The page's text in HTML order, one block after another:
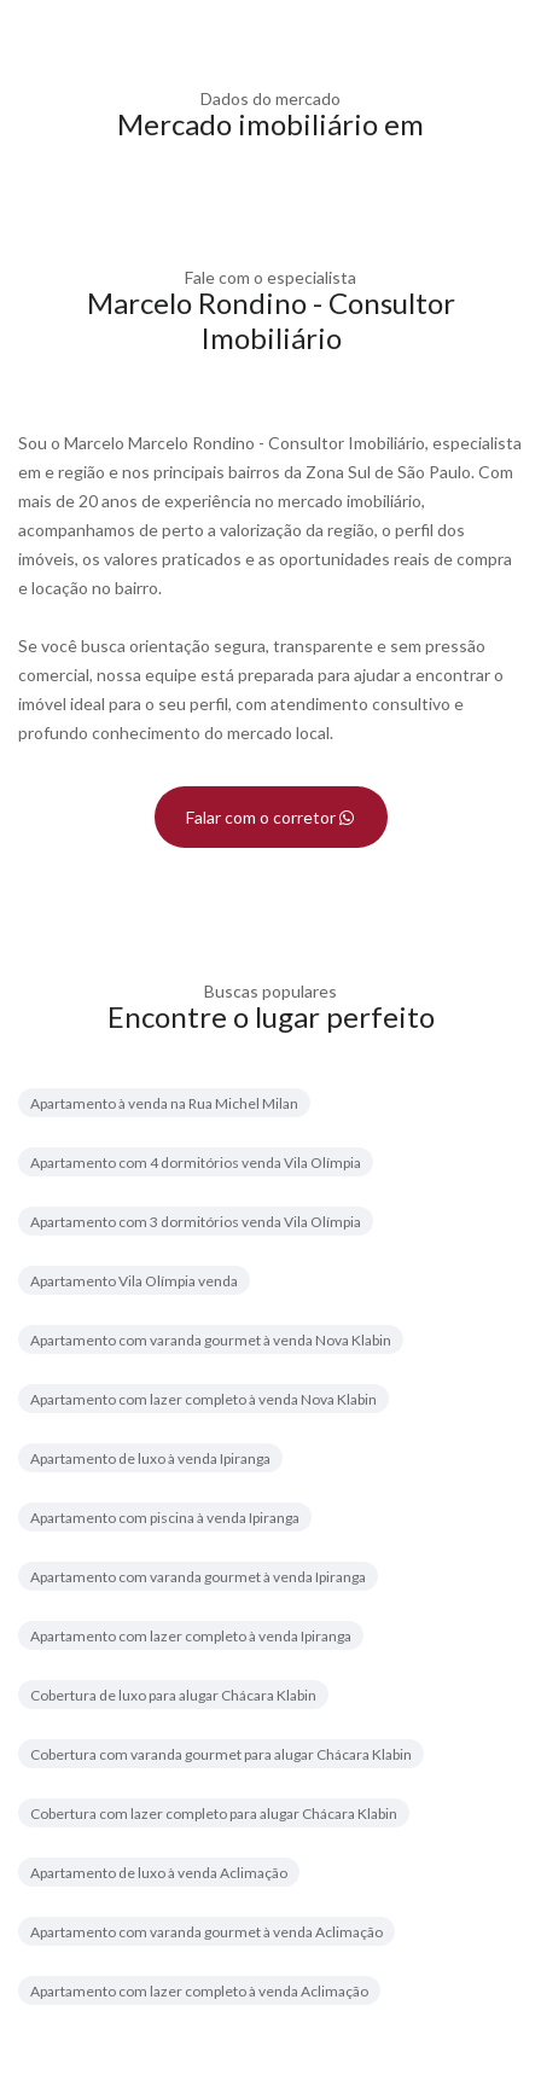
Dados do mercado
Mercado imobiliário em
Fale com o especialista
Marcelo Rondino - Consultor
Imobiliário
Sou o Marcelo Marcelo Rondino - Consultor Imobiliário, especialista
em e região e nos principais bairros da Zona Sul de São Paulo. Com
mais de 20 anos de experiência no mercado imobiliário,
acompanhamos de perto a valorização da região, o perfil dos
imóveis, os valores praticados e as oportunidades reais de compra
e locação no bairro.
Se você busca orientação segura, transparente e sem pressão
comercial, nossa equipe está preparada para ajudar a encontrar o
imóvel ideal para o seu perfil, com atendimento consultivo e
profundo conhecimento do mercado local.
Falar com o corretor
Buscas populares
Encontre o lugar perfeito
Apartamento à venda na Rua Michel Milan
Apartamento com 4 dormitórios venda Vila Olímpia
Apartamento com 3 dormitórios venda Vila Olímpia
Apartamento Vila Olímpia venda
Apartamento com varanda gourmet à venda Nova Klabin
Apartamento com lazer completo à venda Nova Klabin
Apartamento de luxo à venda Ipiranga
Apartamento com piscina à venda Ipiranga
Apartamento com varanda gourmet à venda Ipiranga
Apartamento com lazer completo à venda Ipiranga
Cobertura de luxo para alugar Chácara Klabin
Cobertura com varanda gourmet para alugar Chácara Klabin
Cobertura com lazer completo para alugar Chácara Klabin
Apartamento de luxo à venda Aclimação
Apartamento com varanda gourmet à venda Aclimação
Apartamento com lazer completo à venda Aclimação